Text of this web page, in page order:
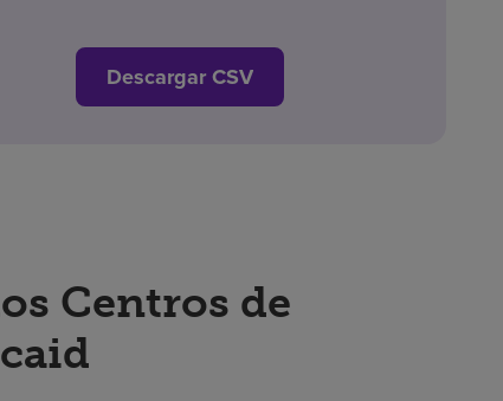
Descargar CSV
Centros de